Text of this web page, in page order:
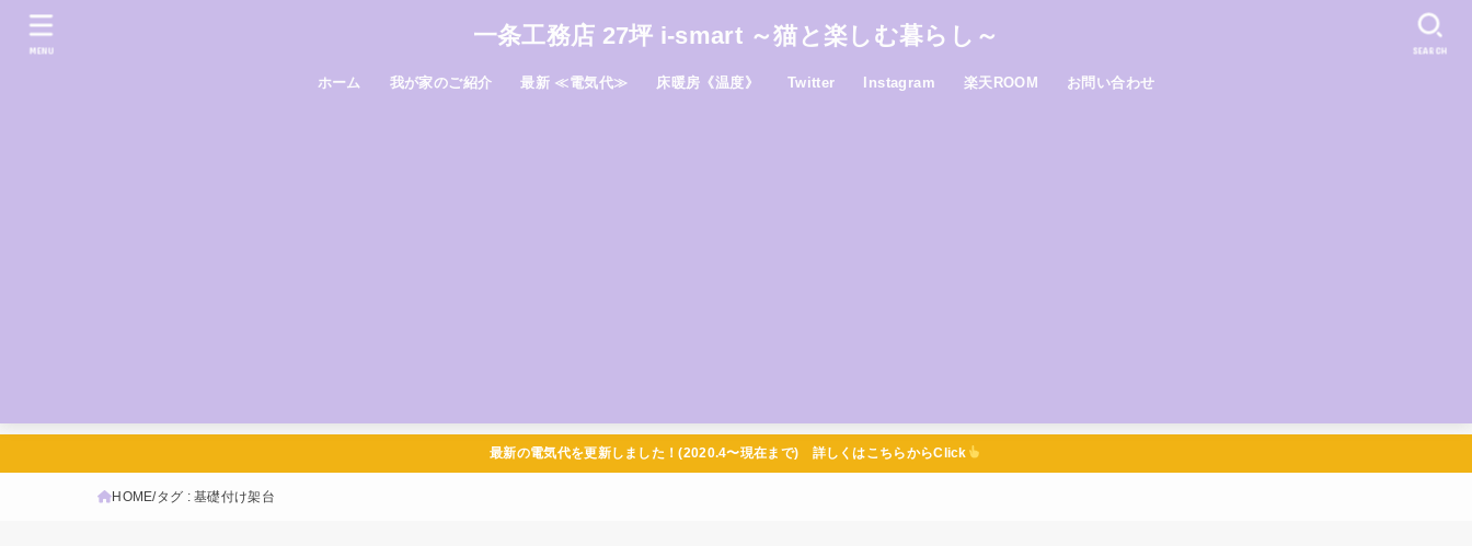
一条工務店 27坪 i-smart ～猫と楽しむ暮らし～
ホーム 我が家のご紹介 最新 ≪電気代≫ 床暖房《温度》 Twitter Instagram 楽天ROOM お問い合わせ
SEARCH
MENU
最新の電気代を更新しました！(2020.4〜現在まで) 詳しくはこちらからClick
HOME タグ : 基礎付け架台